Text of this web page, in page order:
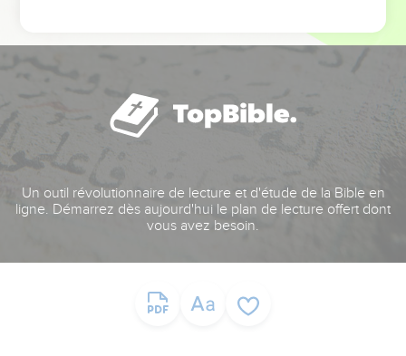
Un outil révolutionnaire de lecture et d'étude de la Bible en
ligne. Démarrez dès aujourd'hui le plan de lecture offert dont
vous avez besoin.